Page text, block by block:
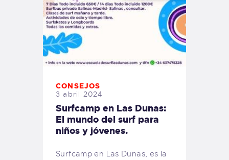
CONSEJOS
3 abril 2024
Surfcamp en Las Dunas:
El mundo del surf para
niños y jóvenes.
Surfcamp en Las Dunas, es la